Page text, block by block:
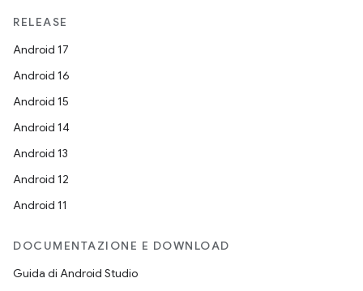
RELEASE
Android 17
Android 16
Android 15
Android 14
Android 13
Android 12
Android 11
DOCUMENTAZIONE E DOWNLOAD
Guida di Android Studio